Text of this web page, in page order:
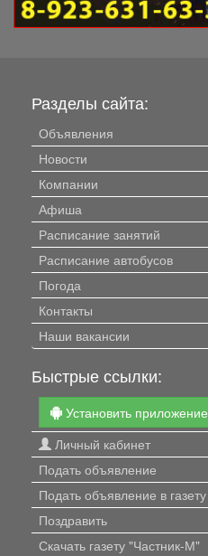
Разделы сайта:
Объявления
Новости
Компании
Афиша
Расписание занятий
Расписание автобусов
Погода
Контакты
Наши вакансии
Быстрые ссылки:
Установить приложение
Личный кабинет
Подать объявление
Подать объявление в газету
Поздравить
Скачать газету "Частник-М"